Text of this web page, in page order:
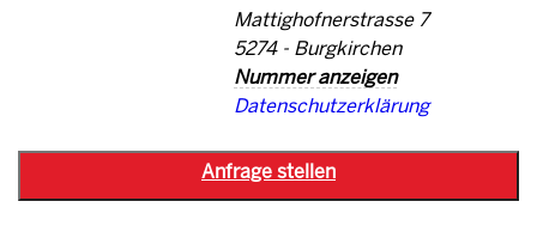
Mattighofnerstrasse 7
5274 - Burgkirchen
Nummer anzeigen
Datenschutzerklärung